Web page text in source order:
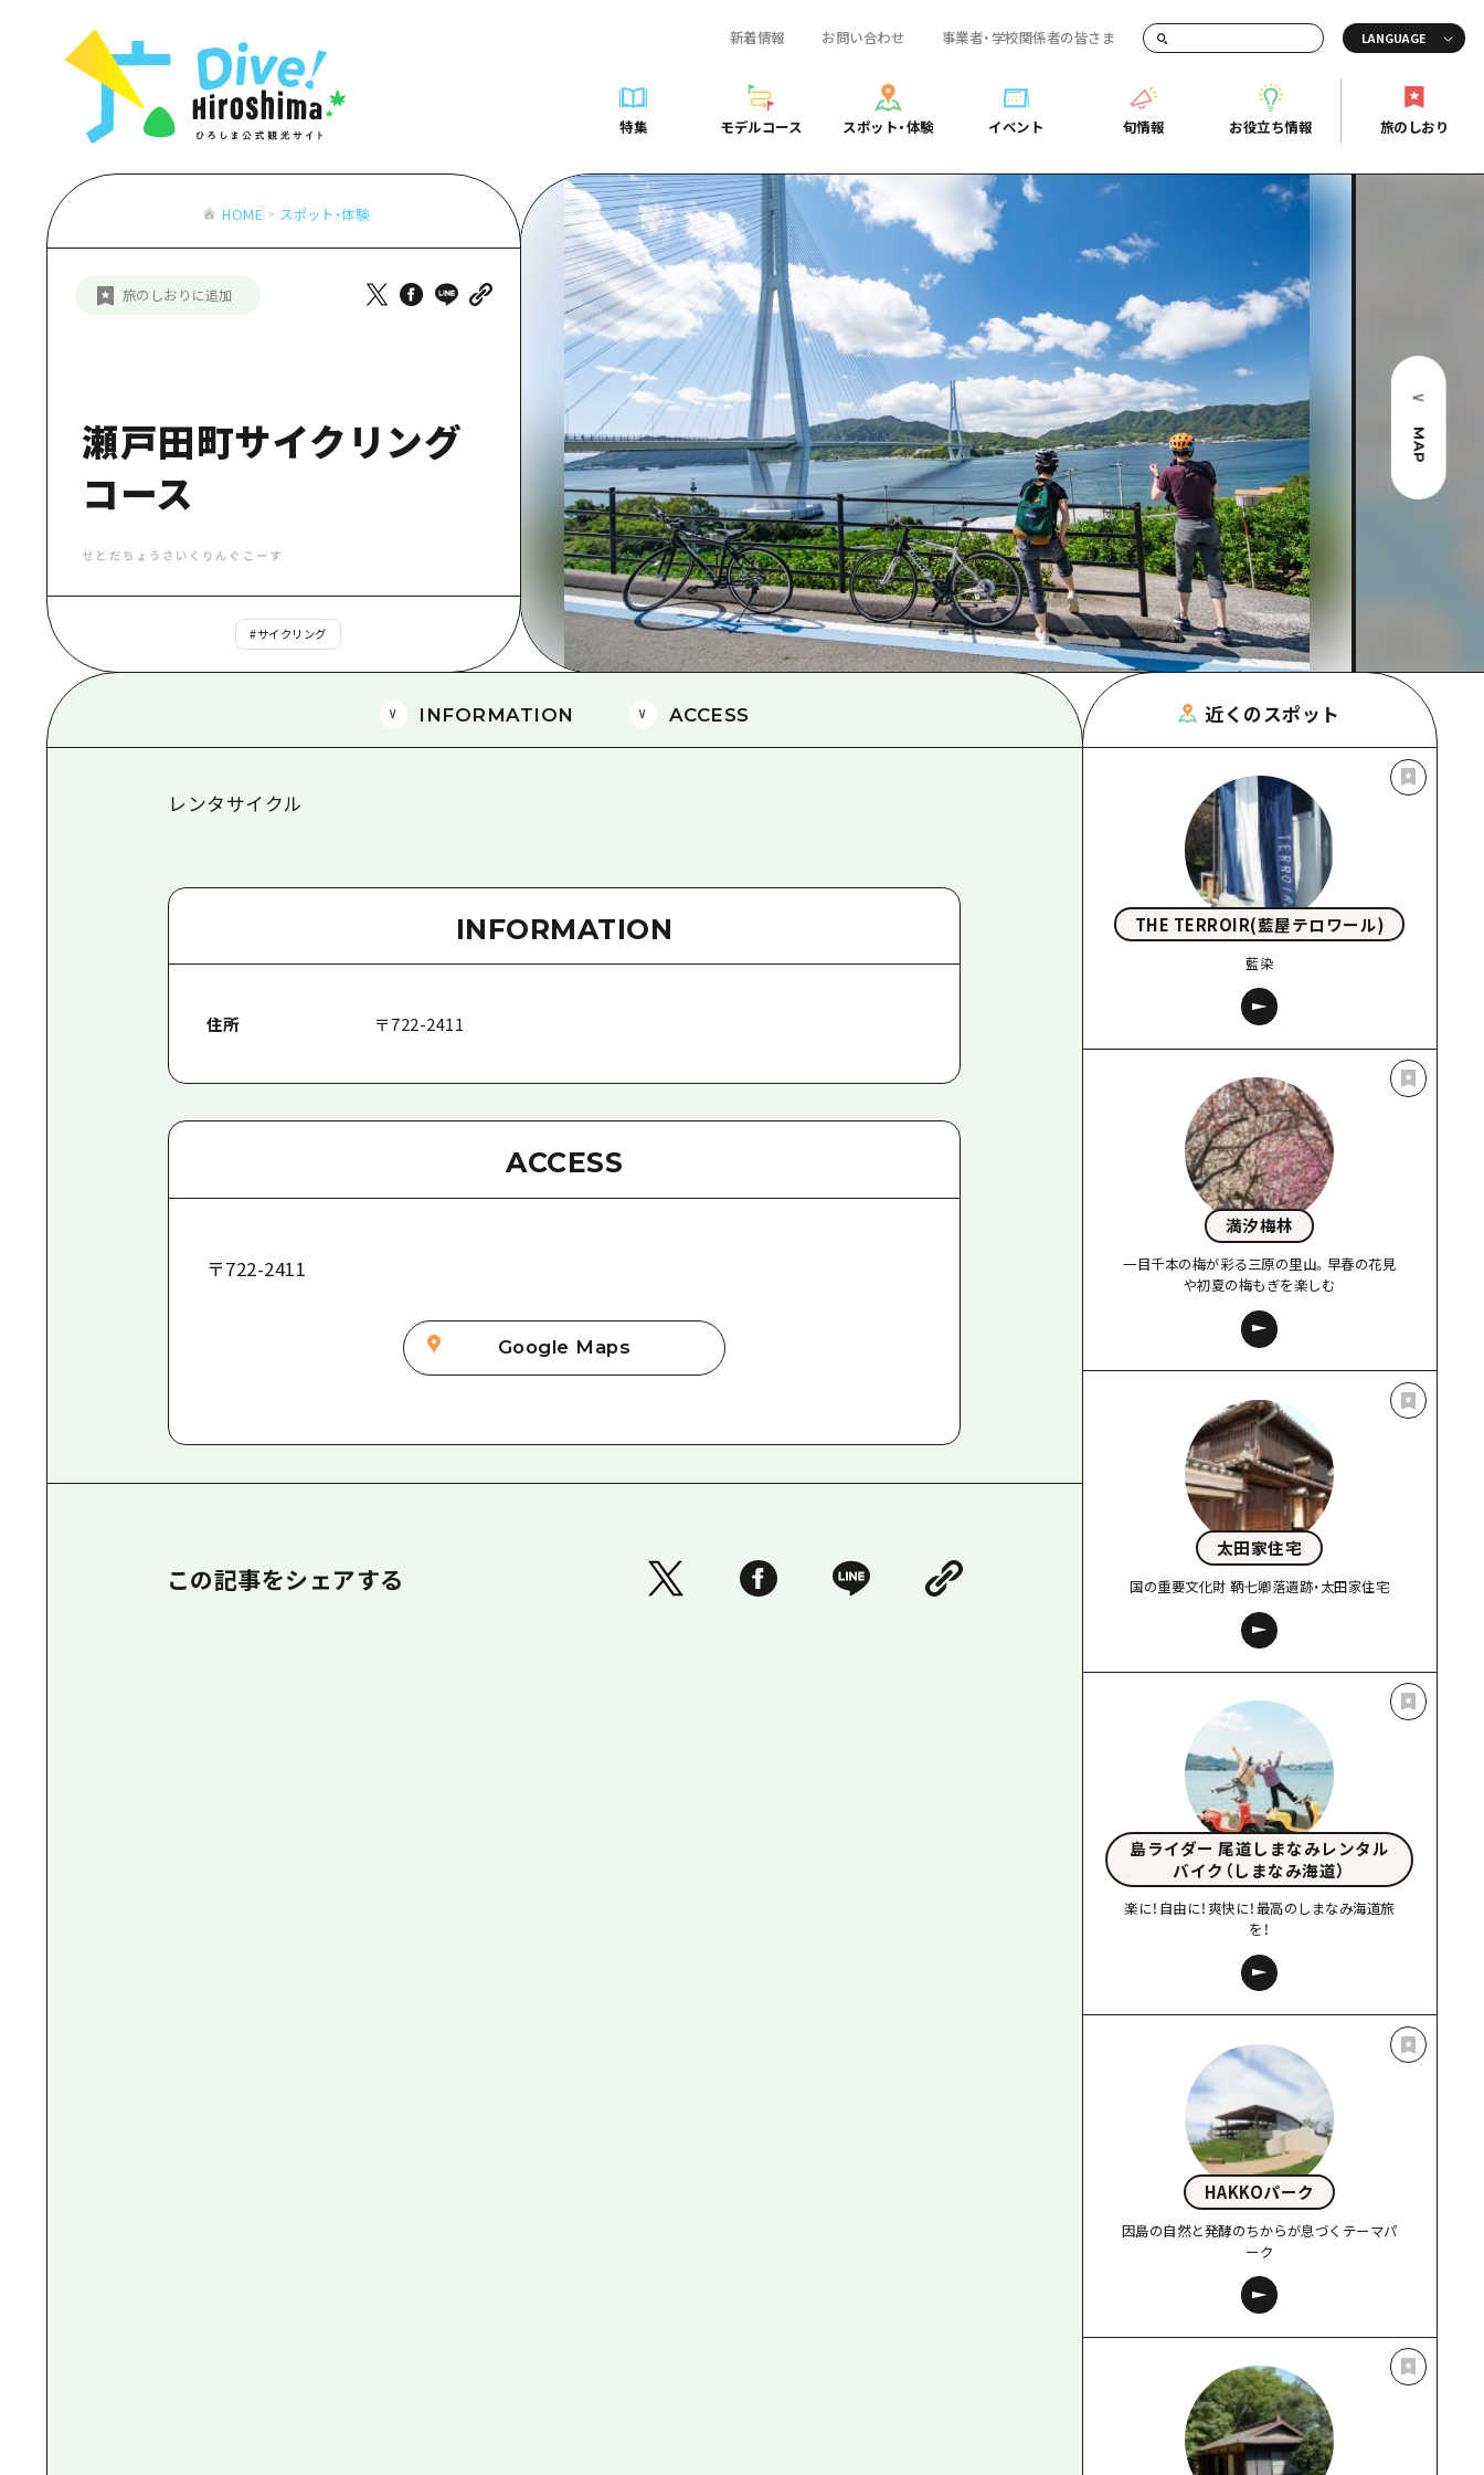
新着情報 お問い合わせ 事業者・学校関係者の皆さま
特集
アート
サイクリング
ショッピング
スポーツ
ナイトライフ
世界遺産
学び・体験
定番
歴史・文化
癒し
自然
モデルコース
モデルコース一覧
Dive! Hiroshima 公式ガイド
広島もしもトラベル
あたらしい非日常
広島市周辺
安芸
備後
備北
芸北
宮島周辺
山口県東部
弾丸
日帰り
1泊2日
2泊3日
スポット・体験
スポット・体験一覧
広島市周辺
安芸
備北
芸北
宮島周辺
山口県東部
愛媛県
島根県
イベント
旬情報
お役立ち情報
お役立ち情報一覧
アクセス
二次交通まとめ
施設の混雑状況のお知らせ
お得な周遊チケット
手荷物預かり・配送サービス
広島おもてなしパス
HIROSHIMA FREE Wi-Fi
観光案内所
広島県を訪れる外国人旅行者向け情報一覧
ボランティアガイド
ユニバーサルツーリズム
広島県の魅力を動画でご紹介！
よくあるご質問
メディア掲載情報
フォトダウンロード
関連リンク
旅のしおり
おすすめ
世界遺産
歴史・文化
自然
芸北
宮島周辺
山口県東部
半日
2泊3日
備後
芸北
山口県東部
愛媛県
島根県
お役立ち情報一覧
アクセス
二次交通まとめ
HIROSHIMA FREE Wi-Fi
ボランティアガイド
ユニバーサルツーリズム
広島県の魅力を動画でご紹介！
よくあるご質問
フォトダウンロード
関連リンク
HOME スポット・体験
旅のしおりに追加
瀬戸田町サイクリング
コース
せとだちょうさいくりんぐこーす
#サイクリング
MAP
INFORMATION ACCESS
レンタサイクル
INFORMATION
住所 〒722-2411
ACCESS
〒722-2411
Google Maps
この記事をシェアする
近くのスポット
THE TERROIR(藍屋テロワール)
藍染
満汐梅林
一目千本の梅が彩る三原の里山。早春の花見
や初夏の梅もぎを楽しむ
太田家住宅
国の重要文化財 鞆七卿落遺跡・太田家住宅
島ライダー 尾道しまなみレンタル
バイク（しまなみ海道）
楽に！自由に！爽快に！最高のしまなみ海道旅
を！
HAKKOパーク
因島の自然と発酵のちからが息づくテーマパ
ーク